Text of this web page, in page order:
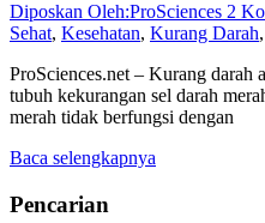
Diposkan Oleh:ProSciences 2
Sehat, Kesehatan, Kurang Darah,
ProSciences.net – Kurang darah
tubuh kekurangan sel darah
merah tidak berfungsi dengan
Baca selengkapnya
Pencarian